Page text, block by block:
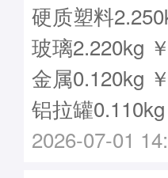
硬质塑料
玻璃2.220kg
金属0.120kg
铝拉罐
2026-07-01